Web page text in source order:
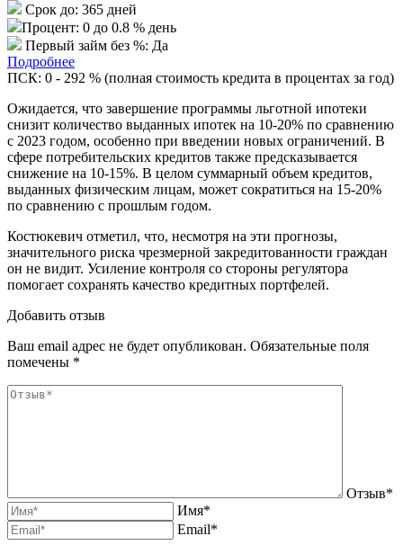
Срок до: 365 дней
Процент: 0 до 0.8 % день
Первый займ без %: Да
Подробнее
ПСК: 0 - 292 % (полная стоимость кредита в процентах за год)
Ожидается, что завершение программы льготной ипотеки
снизит количество выданных ипотек на 10-20% по сравнению
с 2023 годом, особенно при введении новых ограничений. В
сфере потребительских кредитов также предсказывается
снижение на 10-15%. В целом суммарный объем кредитов,
выданных физическим лицам, может сократиться на 15-20%
по сравнению с прошлым годом.
Костюкевич отметил, что, несмотря на эти прогнозы,
значительного риска чрезмерной закредитованности граждан
он не видит. Усиление контроля со стороны регулятора
помогает сохранять качество кредитных портфелей.
Добавить отзыв
Ваш email адрес не будет опубликован. Обязательные поля
помечены *
Отзыв*
Имя*
Email*